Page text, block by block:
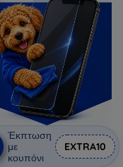
Έκπτωση
με
κουπόνι
EXTRA10